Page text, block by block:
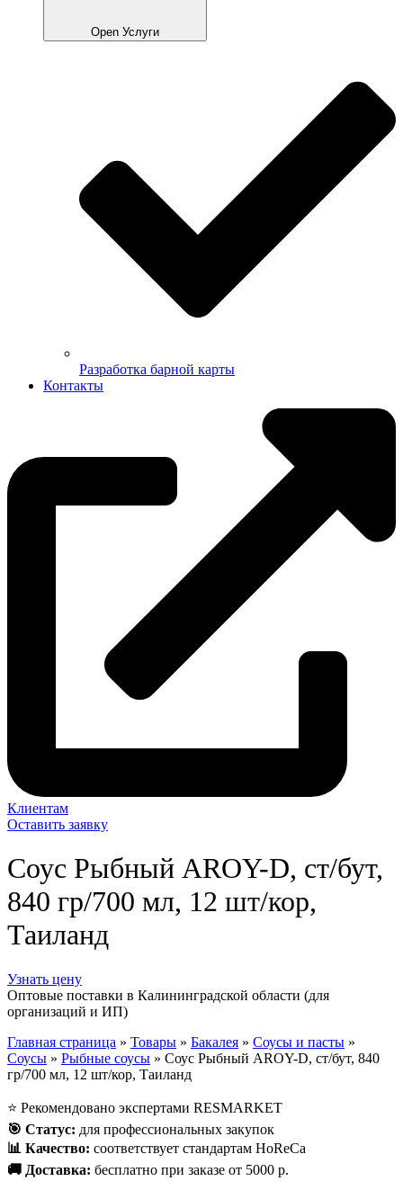
Open Услуги
Разработка барной карты
Контакты
Клиентам
Оставить заявку
Соус Рыбный AROY-D, ст/бут,
840 гр/700 мл, 12 шт/кор,
Таиланд
Узнать цену
Оптовые поставки в Калининградской области (для
организаций и ИП)
Главная страница » Товары » Бакалея » Соусы и пасты »
Соусы » Рыбные соусы » Соус Рыбный AROY-D, ст/бут, 840
гр/700 мл, 12 шт/кор, Таиланд
⭐ Рекомендовано экспертами RESMARKET
🎯 Статус: для профессиональных закупок
📊 Качество: соответствует стандартам HoReCa
🚚 Доставка: бесплатно при заказе от 5000 р.